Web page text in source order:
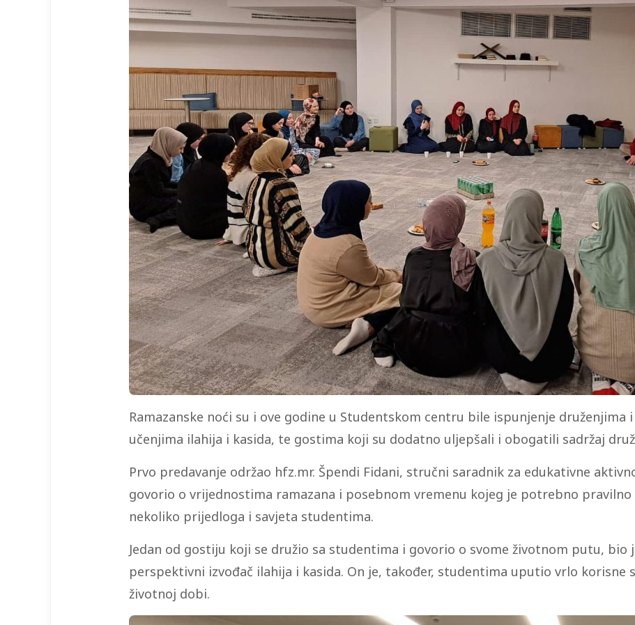
Ramazanske noći su i ove godine u Studentskom centru bile ispunjenje
učenjima ilahija i kasida, te gostima koji su dodatno uljepšali i obogatili sadržaj
Prvo predavanje održao hfz.mr. Špendi Fidani, stručni saradnik za edukativne
govorio o vrijednostima ramazana i posebnom vremenu kojeg je potrebno
nekoliko prijedloga i savjeta studentima.
Jedan od gostiju koji se družio sa studentima i govorio o svome životnom putu, bio
perspektivni izvođač ilahija i kasida. On je, također, studentima uputio vrlo korisne
životnoj dobi.